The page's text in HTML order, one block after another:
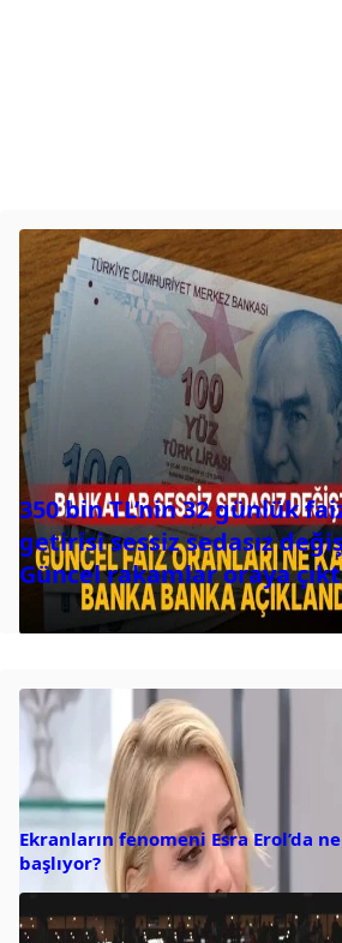
350 bin TL’nin 32 günlük
getirisi sessiz sedasız
Güncel rakamlar oraya
Ekranların fenomeni Esra Erol’da
başlıyor?